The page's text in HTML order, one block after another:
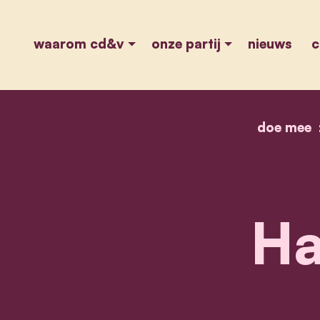
waarom cd&v onze partij nieuws
doe mee